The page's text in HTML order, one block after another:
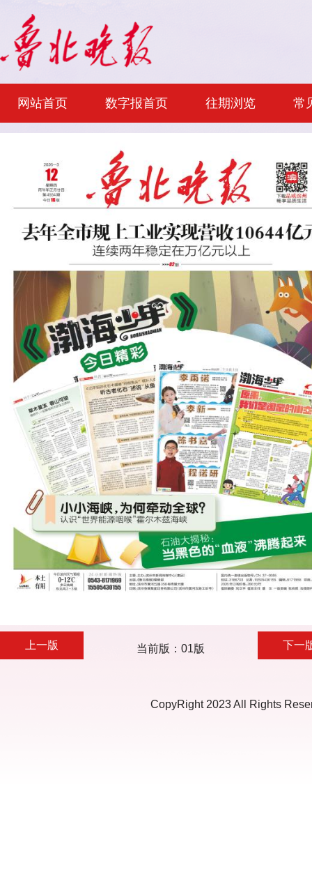
网站首页 数字报首页 往期浏览 常
上一版 当前版：01版 下一
CopyRight 2023 All Rights